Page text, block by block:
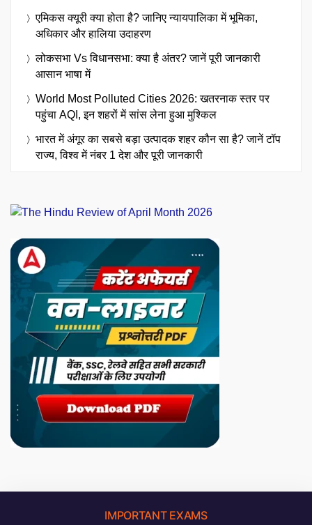
एमिकस क्यूरी क्या होता है? जानिए न्यायपालिका में भूमिका,
अधिकार और हालिया उदाहरण
लोकसभा Vs विधानसभा: क्या है अंतर? जानें पूरी जानकारी
आसान भाषा में
World Most Polluted Cities 2026: खतरनाक स्तर पर
पहुंचा AQI, इन शहरों में सांस लेना हुआ मुश्किल
भारत में अंगूर का सबसे बड़ा उत्पादक शहर कौन सा है? जानें टॉप
राज्य, विश्व में नंबर 1 देश और पूरी जानकारी
IMPORTANT EXAMS